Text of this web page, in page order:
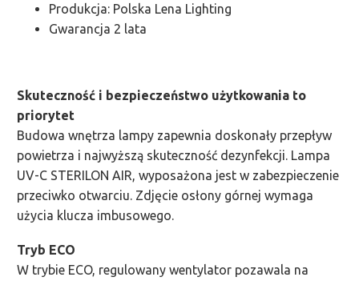
Produkcja: Polska Lena Lighting
Gwarancja 2 lata
Skuteczność i bezpieczeństwo użytkowania to
priorytet
Budowa wnętrza lampy zapewnia doskonały przepływ
powietrza i najwyższą skuteczność dezynfekcji. Lampa
UV-C STERILON AIR, wyposażona jest w zabezpieczenie
przeciwko otwarciu. Zdjęcie osłony górnej wymaga
użycia klucza imbusowego.
Tryb ECO
W trybie ECO, regulowany wentylator pozawala na